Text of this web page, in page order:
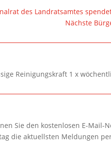
des Landratsamtes
Nächste
Reinigungskraft 1 x
Sie den kostenlosen E-
die aktuellsten Meldungen